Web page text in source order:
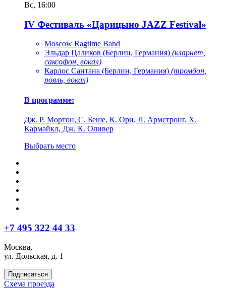
Вс, 16:00
IV Фестиваль «Царицыно JAZZ Festival»
Moscow Ragtime Band
Эльдар Цаликов (Берлин, Германия) (кларнет,
саксофон, вокал)
Карлос Сантана (Берлин, Германия) (тромбон,
рояль, вокал)
В программе:
Дж. Р. Мортон, С. Беше, К. Ори, Л. Армстронг, Х.
Кармайкл, Дж. К. Оливер
Выбрать место
+7 495 322 44 33
Москва,
ул. Дольская, д. 1
Подписаться
Схема проезда